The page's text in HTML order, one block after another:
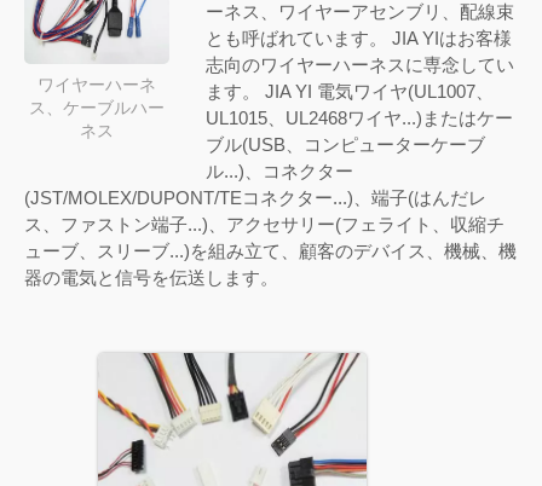
ワイヤーハーネ
ス、ケーブルハー
ネス
ーネス、ワイヤーアセンブリ、配線束
とも呼ばれています。 JIA YIはお客様
志向のワイヤーハーネスに専念してい
ます。 JIA YI 電気ワイヤ(UL1007、
UL1015、UL2468ワイヤ...)またはケー
ブル(USB、コンピューターケーブ
ル...)、コネクター
(JST/MOLEX/DUPONT/TEコネクター...)、端子(はんだレ
ス、ファストン端子...)、アクセサリー(フェライト、収縮チ
ューブ、スリーブ...)を組み立て、顧客のデバイス、機械、機
器の電気と信号を伝送します。